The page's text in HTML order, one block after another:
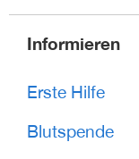
Informieren
Erste Hilfe
Blutspende